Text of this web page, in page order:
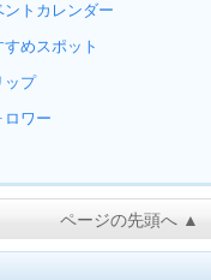
ントカレンダー
すめスポット
ップ
ロワー
ページの先頭へ ▲